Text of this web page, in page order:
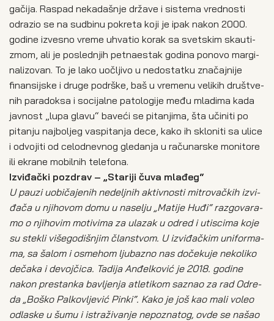
ga­či­ja. Ras­pad neka­da­šnje drža­ve i siste­ma vred­no­sti
odra­zio se na sud­bi­nu pokre­ta koji je ipak nakon 2000.
godi­ne izve­sno vre­me uhva­tio korak sa svet­skim ska­u­ti­
zmom, ali je posled­njih pet­na­e­stak godi­na pono­vo mar­gi­
na­li­zo­van. To je lako uoč­lji­vo u nedo­stat­ku zna­čaj­ni­je
finan­sij­ske i dru­ge podr­ške, baš u vre­me­nu veli­kih dru­štve­
nih para­dok­sa i soci­jal­ne pato­lo­gi­je među mla­di­ma kada
jav­nost „lupa gla­vu“ bave­ći se pita­nji­ma, šta uči­ni­ti po
pita­nju naj­bo­ljeg vas­pi­ta­nja dece, kako ih sklo­ni­ti sa uli­ce
i odvo­ji­ti od celo­dnev­nog gle­da­nja u raču­nar­ske moni­to­re
ili ekra­ne mobil­nih tele­fo­na.
Izvi­đač­ki pozdrav – „Sta­ri­ji čuva mla­đeg“
U pau­zi uobi­čaj­enih nedelj­nih aktiv­no­sti mitro­vač­kih izvi­
đa­ča u njiho­vom domu u nase­lju „Mati­je Huđi“ raz­go­va­ra­
mo o njiho­vim moti­vi­ma za ula­zak u odred i uti­sci­ma koje
su ste­kli više­go­di­šnjim član­stvom. U izvi­đač­kim uni­for­ma­
ma, sa šalom i osme­hom ljuba­zno nas doče­ku­je nekoli­ko
deča­ka i devoj­či­ca. Tadi­ja Anđel­ko­vić je 2018. godi­ne
nakon pre­stan­ka bavlje­nja atle­ti­kom saznao za rad Odre­
da „Boško Pal­ko­vlje­vić Pin­ki“. Kako je još kao mali voleo
odla­ske u šumu i istra­ži­va­nje nepo­zna­tog, ovde se našao